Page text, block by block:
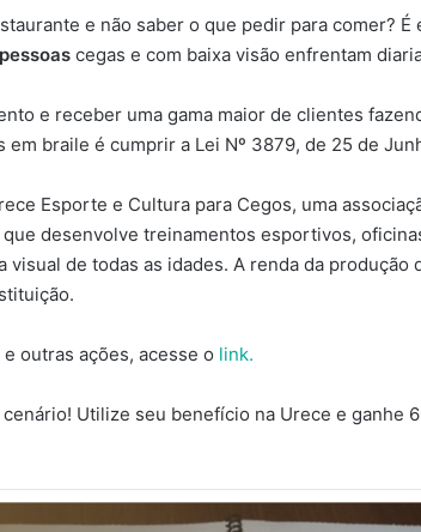
e não saber o que pedir para comer? É
cegas e com baixa visão enfrentam
e receber uma gama maior de clientes
braile é cumprir a Lei Nº 3879, de 25 de
Esporte e Cultura para Cegos, uma
desenvolve treinamentos esportivos,
visual de todas as idades. A renda da produção
outras ações, acesse o link.
Utilize seu benefício na Urece e ganhe